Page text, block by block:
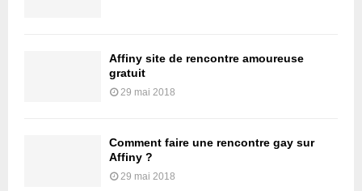
Affiny site de rencontre amoureuse
gratuit
29 mai 2018
Comment faire une rencontre gay sur
Affiny ?
29 mai 2018